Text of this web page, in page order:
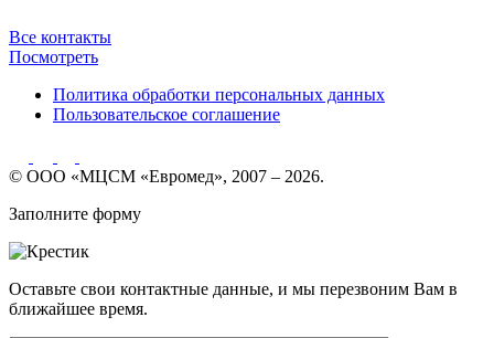
Все контакты
Посмотреть
Политика обработки персональных данных
Пользовательское соглашение
© ООО «МЦСМ «Евромед», 2007 – 2026.
Заполните форму
Оставьте свои контактные данные, и мы перезвоним Вам в
ближайшее время.